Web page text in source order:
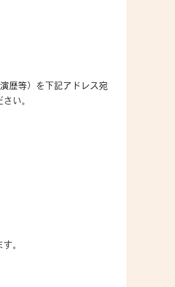
歴等）を下記アドレス宛
い。
。